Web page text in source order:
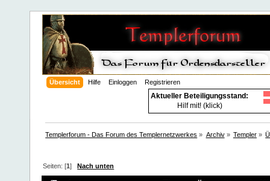
Übersicht Hilfe Einloggen Registrieren
Aktueller Beteiligungsstand:
Hilf mit! (klick)
Templerforum - Das Forum des Templernetzwerkes » Archiv» Templer»
Seiten: [1]Nach unten